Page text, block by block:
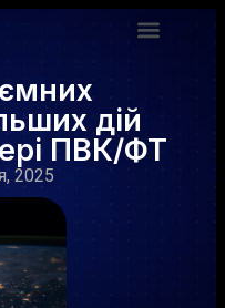
дій
ПВК/ФТ
2025